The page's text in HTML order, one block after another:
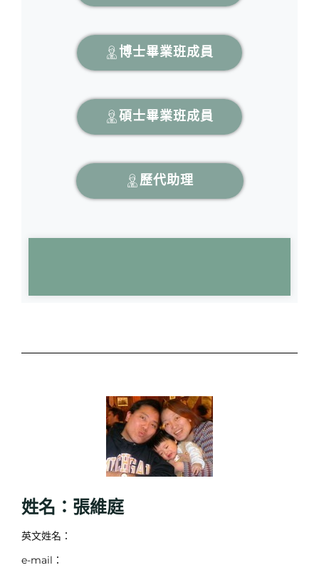
博士畢業班成員
碩士畢業班成員
歷代助理
姓名：張維庭
英文姓名：
e-mail：